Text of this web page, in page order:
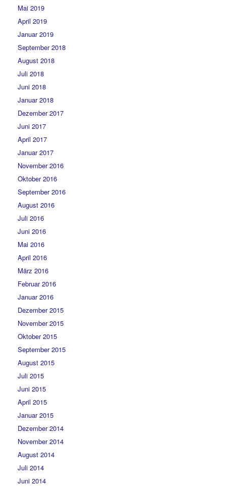
Mai 2019
April 2019
Januar 2019
September 2018
August 2018
Juli 2018
Juni 2018
Januar 2018
Dezember 2017
Juni 2017
April 2017
Januar 2017
November 2016
Oktober 2016
September 2016
August 2016
Juli 2016
Juni 2016
Mai 2016
April 2016
März 2016
Februar 2016
Januar 2016
Dezember 2015
November 2015
Oktober 2015
September 2015
August 2015
Juli 2015
Juni 2015
April 2015
Januar 2015
Dezember 2014
November 2014
August 2014
Juli 2014
Juni 2014